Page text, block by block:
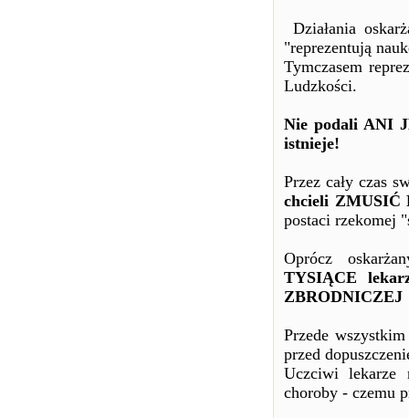
Działania
"reprezentują
Tymczasem
Ludzkości.
Nie podali ANI
istnieje!
Przez cały czas
chcieli ZMUSIĆ
postaci rzekomej
Oprócz
TYSIĄCE
ZBRODNICZEJ
Przede
przed
Uczciwi lekarze
choroby - czemu